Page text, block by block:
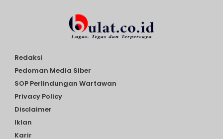
Redaksi
Pedoman Media Siber
SOP Perlindungan Wartawan
Privacy Policy
Disclaimer
Iklan
Karir